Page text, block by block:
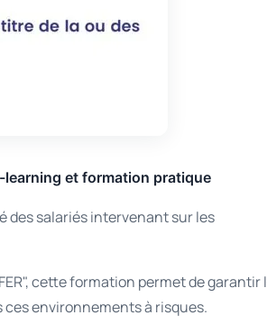
learning et formation pratique
des salariés intervenant sur les
cette formation permet de garantir
environnements à risques.